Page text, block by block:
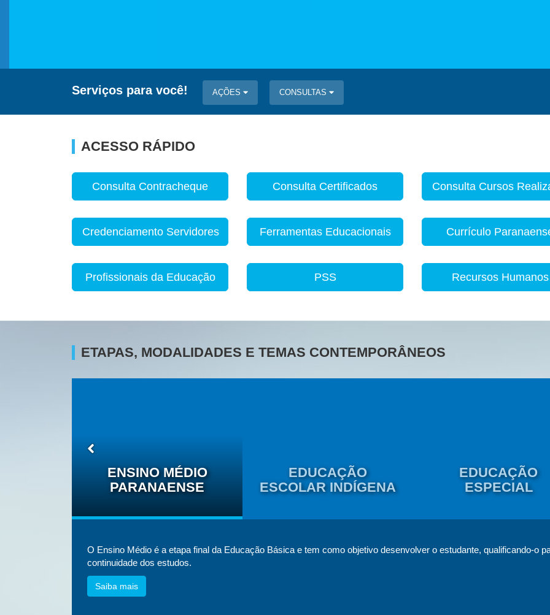
Serviços para você! AÇÕES CONSULTAS
ACESSO RÁPIDO
Consulta Contracheque Consulta Certificados Consulta Cursos
Credenciamento Servidores Ferramentas Educacionais Currículo
Profissionais da Educação PSS Recursos Humanos
ETAPAS, MODALIDADES E TEMAS CONTEMPORÂNEOS
ENSINO MÉDIO
PARANAENSE
EDUCAÇÃO
ESCOLAR INDÍGENA
EDUCAÇÃO
ESPECIAL
O Ensino Médio é a etapa final da Educação Básica e tem como objetivo desenvolver o estudante, qualificando-o
continuidade dos estudos.
Saiba mais